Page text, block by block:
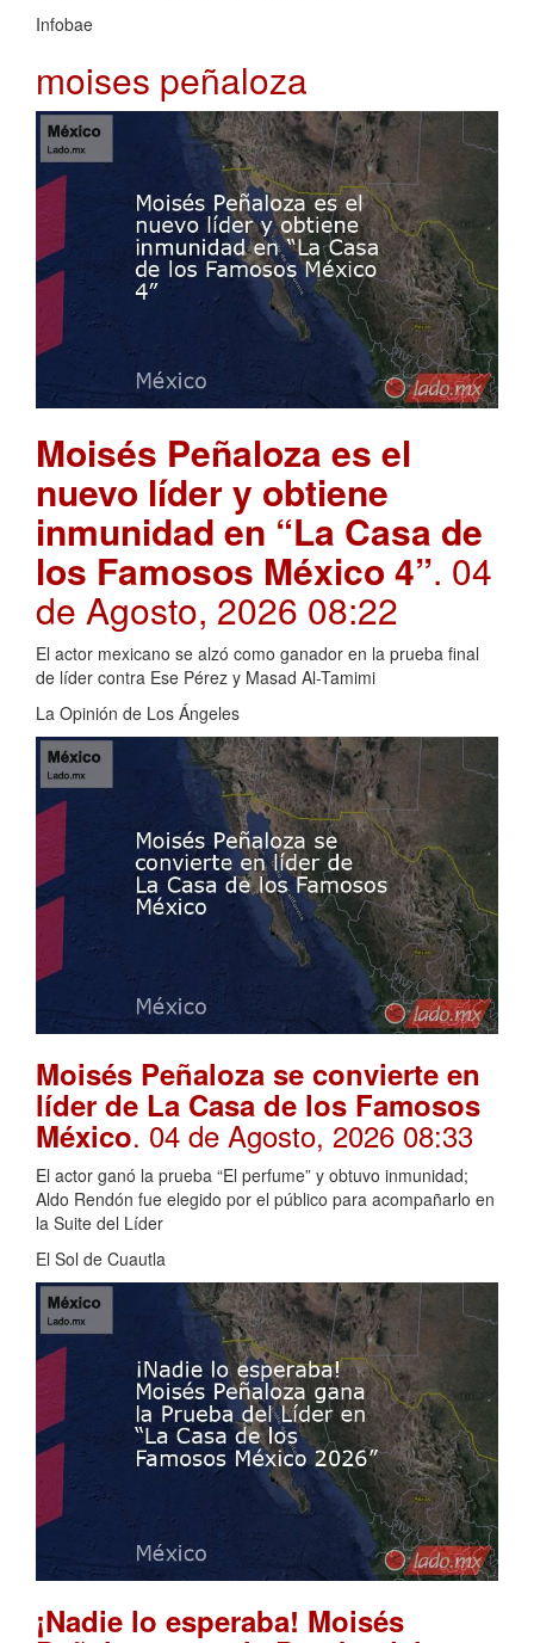
Infobae
moises peñaloza
Moisés Peñaloza es el
nuevo líder y obtiene
inmunidad en “La Casa de
los Famosos México 4”. 04
de Agosto, 2026 08:22
El actor mexicano se alzó como ganador en la prueba final
de líder contra Ese Pérez y Masad Al-Tamimi
La Opinión de Los Ángeles
Moisés Peñaloza se convierte en
líder de La Casa de los Famosos
México. 04 de Agosto, 2026 08:33
El actor ganó la prueba “El perfume” y obtuvo inmunidad;
Aldo Rendón fue elegido por el público para acompañarlo en
la Suite del Líder
El Sol de Cuautla
¡Nadie lo esperaba! Moisés